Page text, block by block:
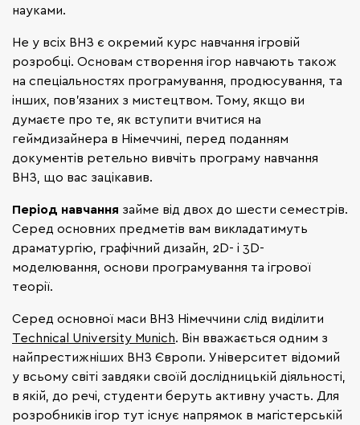
науками.
Не у всіх ВНЗ є окремий курс навчання ігровій
розробці. Основам створення ігор навчають також
на спеціальностях програмування, продюсування, та
інших, пов'язаних з мистецтвом. Тому, якщо ви
думаєте про те, як вступити вчитися на
геймдизайнера в Німеччині, перед поданням
документів ретельно вивчіть програму навчання
ВНЗ, що вас зацікавив.
Період навчання займе від двох до шести семестрів.
Серед основних предметів вам викладатимуть
драматургію, графічний дизайн, 2D- і 3D-
моделювання, основи програмування та ігрової
теорії.
Серед основної маси ВНЗ Німеччини слід виділити
Technical University Munich. Він вважається одним з
найпрестижніших ВНЗ Європи. Університет відомий
у всьому світі завдяки своїй дослідницькій діяльності,
в якій, до речі, студенти беруть активну участь. Для
розробників ігор тут існує напрямок в магістерській